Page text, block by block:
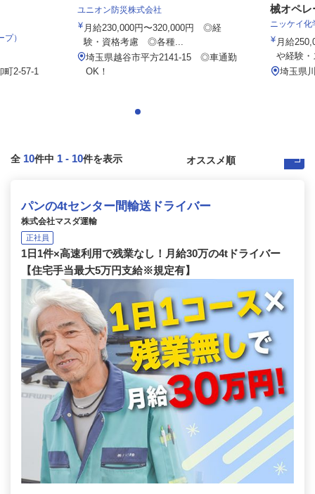
）
町2-57-1
ユニオン防災株式会社
月給230,000円〜320,000円 ◎経
験・資格考慮 ◎各種...
埼玉県越谷市平方2141-15 ◎車通勤
OK！
械オペレ
ニッケイ
月給
や経験
埼玉県
全 10件中 1 - 10件を表示
パンの4tセンター間輸送ドライバー
株式会社マスダ運輸
正社員
1日1件×高速利用で残業なし！月給30万の4tドライバー
【住宅手当最大5万円支給※規定有】